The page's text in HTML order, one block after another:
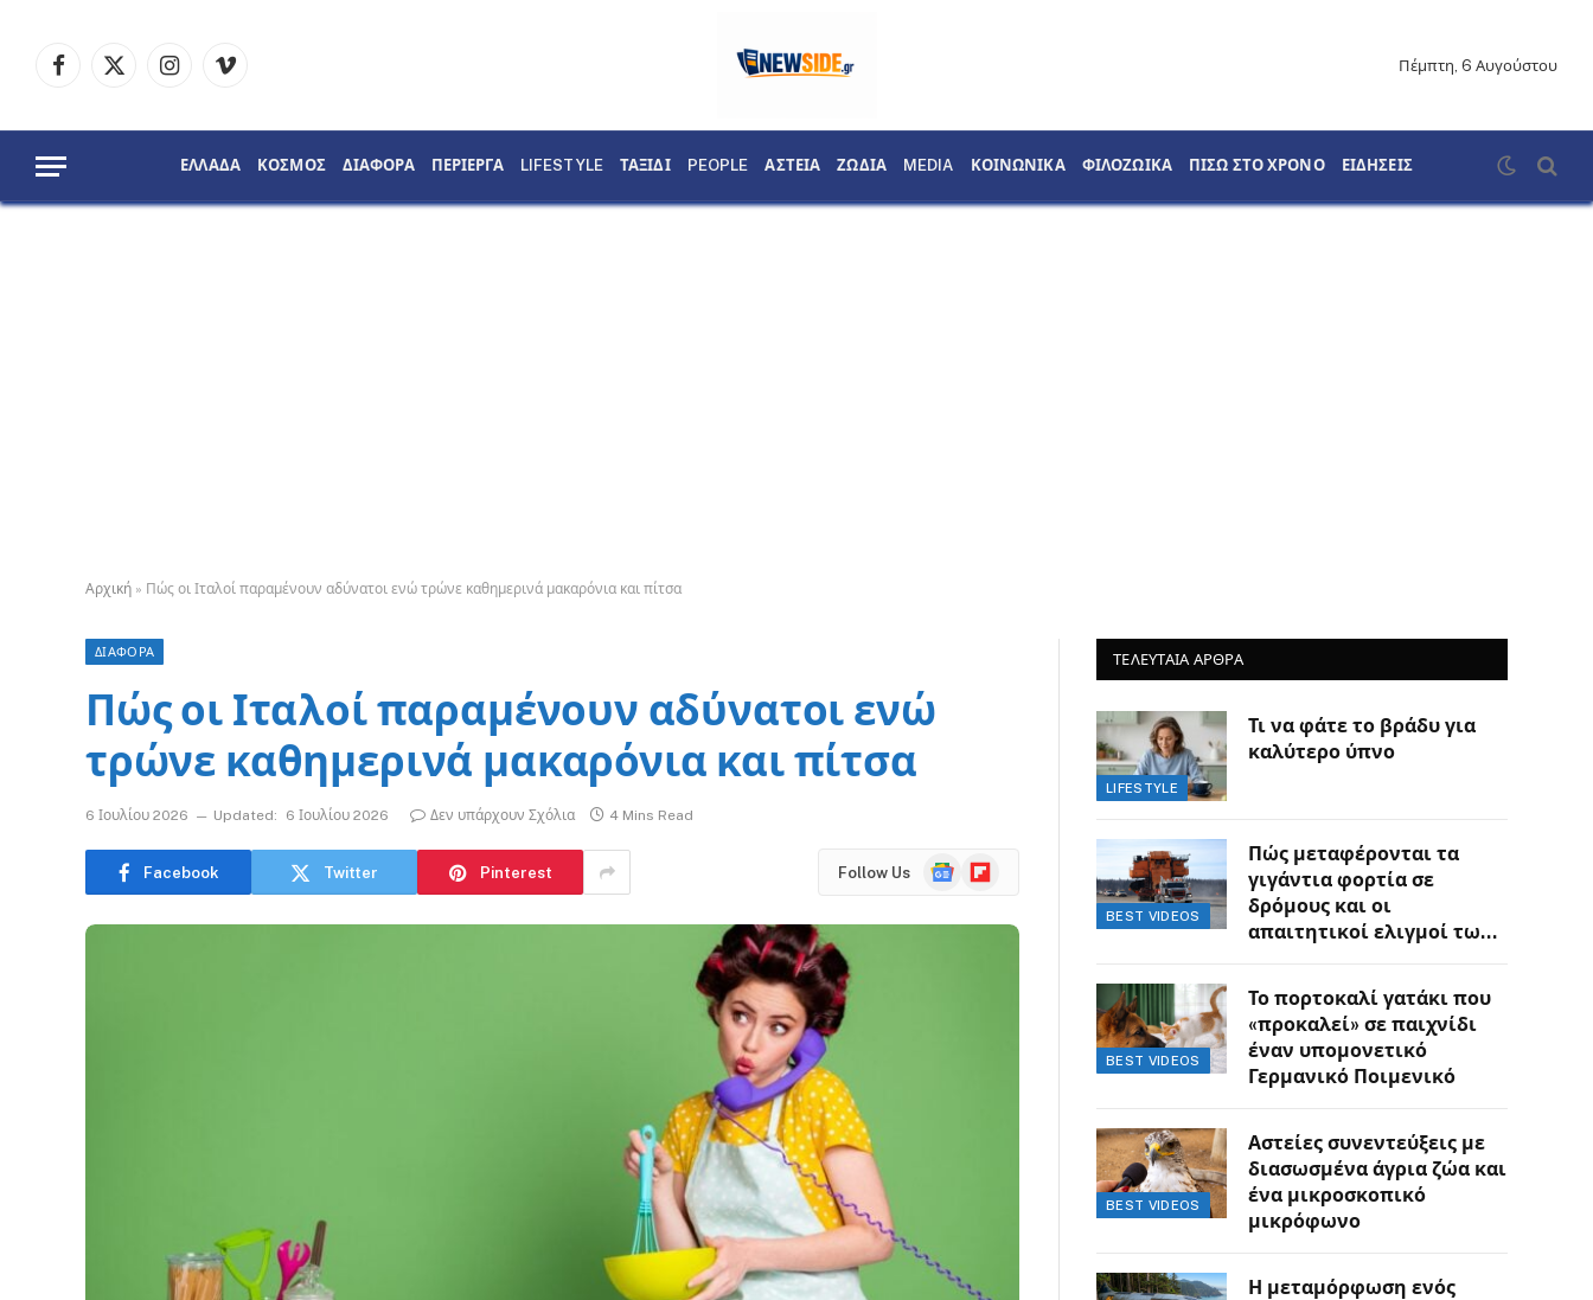
Facebook
X
InstagramVimeo
Πέμπτη, 6 Αυγούστου
ΕΛΛΑΔΑ ΚΟΣΜΟΣ ΔΙΑΦΟΡΑ ΠΕΡΙΕΡΓΑ LIFESTYLE ΤΑΞΙΔΙ PEOPLE ΑΣΤΕΙΑ ΖΩΔΙΑ MEDIA ΚΟΙΝΩΝΙΚΑ ΦΙΛΟΖΩΙΚΑ ΠΙΣΩ ΣΤΟ ΧΡΟΝΟ ΕΙΔΗΣΕΙΣ
Αρχική » Πώς οι Ιταλοί παραμένουν αδύνατοι ενώ τρώνε καθημερινά μακαρόνια και πίτσα
ΔΙΑΦΟΡΑ
Πώς οι Ιταλοί παραμένουν αδύνατοι ενώ
τρώνε καθημερινά μακαρόνια και πίτσα
6 Ιουλίου 2026 Updated: 6 Ιουλίου 2026 Δεν υπάρχουν Σχόλια 4 Mins Read
Facebook Twitter Pinterest Follow Us
GoogleFlipboard
ΤΕΛΕΥΤΑΙΑ ΑΡΘΡΑ
LIFESTYLE
Τι να φάτε το βράδυ για
καλύτερο ύπνο
BEST VIDEOS
Πώς μεταφέρονται τα
γιγάντια φορτία σε
δρόμους και οι
απαιτητικοί ελιγμοί των
BEST VIDEOS
Το πορτοκαλί γατάκι που
«προκαλεί» σε παιχνίδι
έναν υπομονετικό
Γερμανικό Ποιμενικό
BEST VIDEOS
Αστείες συνεντεύξεις με
διασωσμένα άγρια ζώα και
ένα μικροσκοπικό
μικρόφωνο
Η μεταμόρφωση ενός